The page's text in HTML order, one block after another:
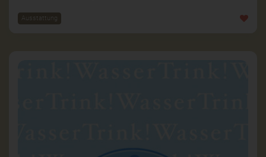
Ausstattung